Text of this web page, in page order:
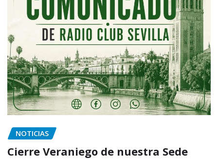
NOTICIAS
Cierre Veraniego de nuestra Sede